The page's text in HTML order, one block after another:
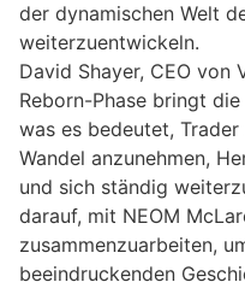
der dynamischen Welt
weiterzuentwickeln.
David Shayer, CEO von
Reborn-Phase bringt
was es bedeutet,
Wandel anzunehmen,
und sich ständig
darauf, mit NEOM
zusammenzuarbeiten,
beeindruckenden